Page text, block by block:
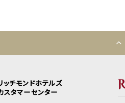
ッチモンドホテルズ
スタマーセンター